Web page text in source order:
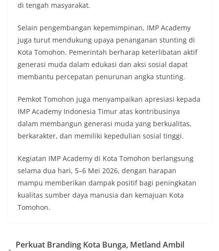
di tengah masyarakat.
Selain pengembangan kepemimpinan, IMP Academy
juga turut mendukung upaya penanganan stunting di
Kota Tomohon. Pemerintah berharap keterlibatan aktif
generasi muda dalam edukasi dan aksi sosial dapat
membantu percepatan penurunan angka stunting.
Pemkot Tomohon juga menyampaikan apresiasi kepada
IMP Academy Indonesia Timur atas kontribusinya
dalam membangun generasi muda yang berkualitas,
berkarakter, dan memiliki kepedulian sosial tinggi.
Kegiatan IMP Academy di Kota Tomohon berlangsung
selama dua hari, 5–6 Mei 2026, dengan harapan
mampu memberikan dampak positif bagi peningkatan
kualitas sumber daya manusia dan kemajuan Kota
Tomohon.
Perkuat Branding Kota Bunga, Metland Ambil